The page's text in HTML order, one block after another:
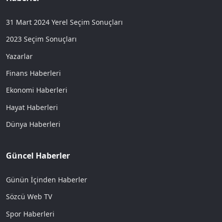
31 Mart 2024 Yerel Seçim Sonuçları
2023 Seçim Sonuçları
Yazarlar
Finans Haberleri
Ekonomi Haberleri
Hayat Haberleri
Dünya Haberleri
Güncel Haberler
Günün İçinden Haberler
Sözcü Web TV
Spor Haberleri